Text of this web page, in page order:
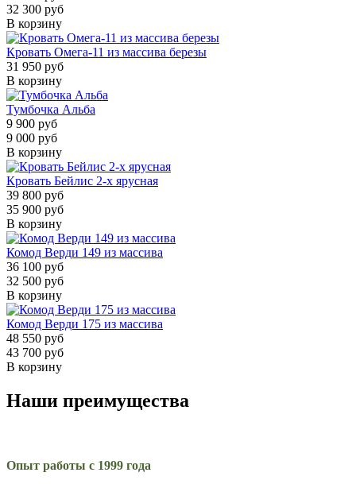
32 300 руб
В корзину
Кровать Омега-11 из массива березы
31 950 руб
В корзину
Тумбочка Альба
9 900 руб
9 000 руб
В корзину
Кровать Бейлис 2-х ярусная
39 800 руб
35 900 руб
В корзину
Комод Верди 149 из массива
36 100 руб
32 500 руб
В корзину
Комод Верди 175 из массива
48 550 руб
43 700 руб
В корзину
Наши преимущества
Опыт работы с 1999 года